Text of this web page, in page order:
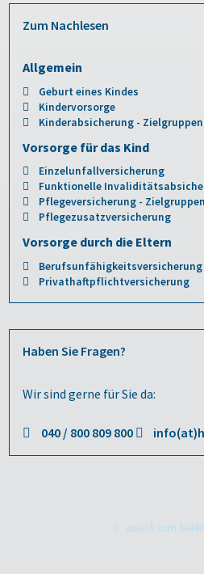
Zum Nachlesen
Allgemein
Geburt eines Kindes
Kindervorsorge
Kinderabsicherung -
Vorsorge für das Kind
Einzelunfallversicherung
Funktionelle
Pflegeversicherung -
Pflegezusatzversicherung
Vorsorge durch die Eltern
Berufsunfähigkeitsversicherung
Privathaftpflichtversicherung
Haben Sie Fragen?
Wir sind gerne für Sie da:
040 / 800 809 800
zurück zum